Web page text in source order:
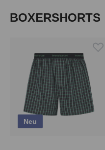
Produktgalerie überspringen
BOXERSHORTS
Neu